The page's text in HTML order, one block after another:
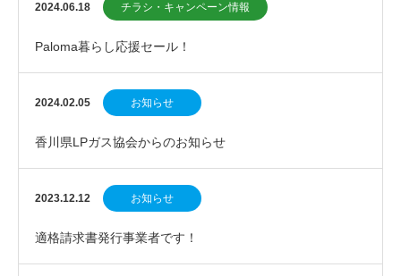
2024.06.18 チラシ・キャンペーン情報
Paloma暮らし応援セール！
2024.02.05 お知らせ
香川県LPガス協会からのお知らせ
2023.12.12 お知らせ
適格請求書発行事業者です！